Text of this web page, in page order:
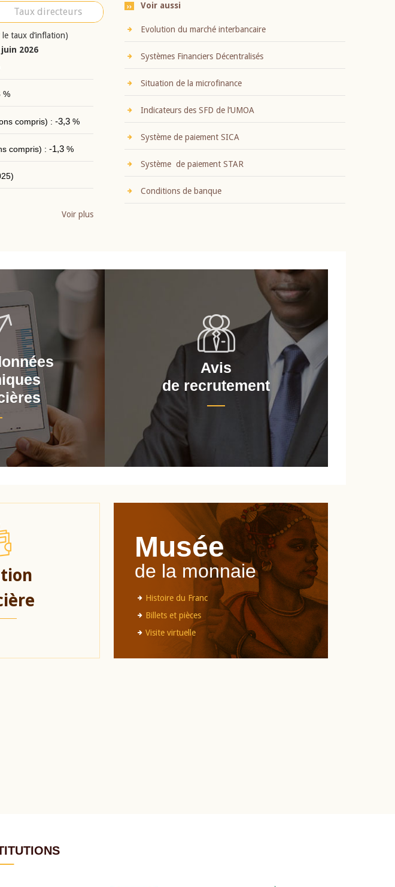
Taux directeurs
taux d’inflation)
2026
%
compris) : -3,3%
compris) : -1,3%
Voir plus
Voir aussi
Evolution du marché interbancaire
Systèmes Financiers Décentralisés
Situation de la microfinance
Indicateurs des SFD de l’UMOA
Système de paiement SICA
Système de paiement STAR
Conditions de banque
Avis
de recrutement
Musée
de la monnaie
Histoire du Franc
Billets et pièces
Visite virtuelle